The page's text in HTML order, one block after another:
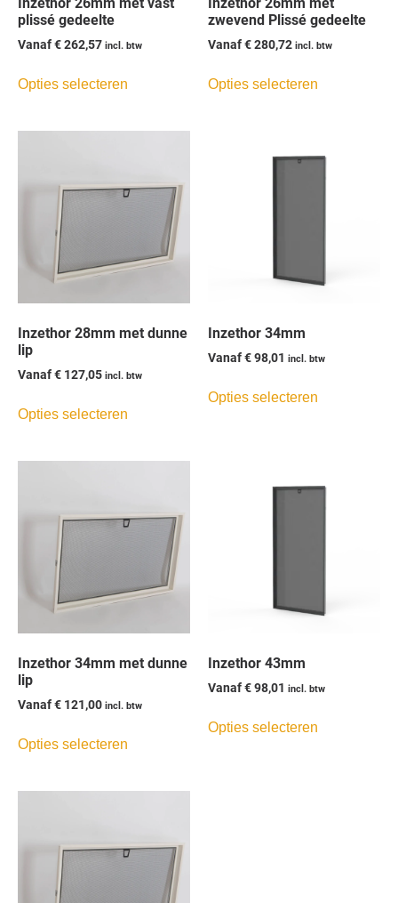
plissé gedeelte
Vanaf€262,57 incl. btw
Opties selecteren
zwevend Plissé gedeelte
Vanaf€280,72 incl. btw
Opties selecteren
Inzethor 28mm met dunne
lip
Vanaf€ 127,05 incl. btw
Opties selecteren
Inzethor 34mm
Vanaf€98,01 incl. btw
Opties selecteren
Inzethor 34mm met dunne
lip
Vanaf€ 121,00 incl. btw
Opties selecteren
Inzethor 43mm
Vanaf€98,01 incl. btw
Opties selecteren